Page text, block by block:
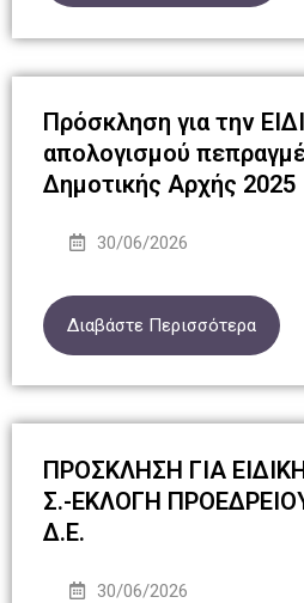
Πρόσκληση για την
απολογισμού
Δημοτικής Αρχής 2025
30/06/2026
Διαβάστε Περισσότερα
ΠΡΟΣΚΛΗΣΗ ΓΙΑ
Σ.-ΕΚΛΟΓΗ
Δ.Ε.
30/06/2026